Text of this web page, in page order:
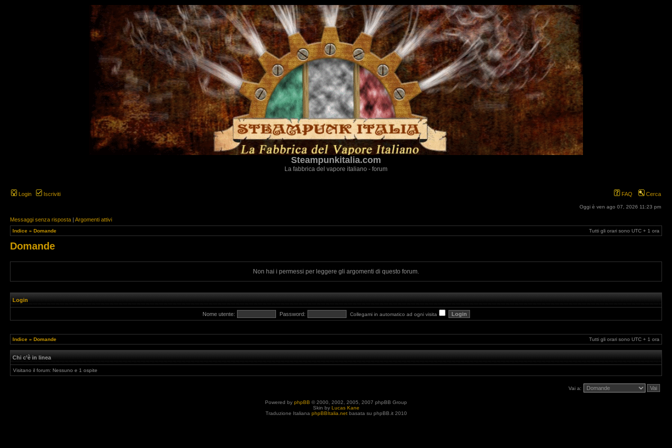
Steampunkitalia.com
La fabbrica del vapore italiano - forum
Login Iscriviti FAQ Cerca
Oggi è ven ago 07, 2026 11:23 pm
Messaggi senza risposta | Argomenti attivi
Indice » Domande Tutti gli orari sono UTC + 1 ora
Domande
Non hai i permessi per leggere gli argomenti di questo forum.
Login
Nome utente: Password: Collegami in automatico ad ogni visita
Indice » Domande Tutti gli orari sono UTC + 1 ora
Chi c’è in linea
Visitano il forum: Nessuno e 1 ospite
Vai a:
Powered by phpBB © 2000, 2002, 2005, 2007 phpBB Group
Skin by Lucas Kane
Traduzione Italiana phpBBItalia.netbasata su phpBB.it 2010